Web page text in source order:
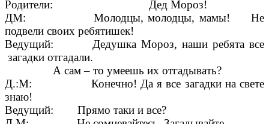
Родители: Дед Мороз!
ДМ: Молодцы, молодцы, мамы! Не
подвели своих ребятишек!
Ведущий: Дедушка Мороз, наши ребята все
загадки отгадали.
А сам – то умеешь их отгадывать?
Д.:М: Конечно! Да я все загадки на свете
знаю!
Ведущий: Прямо таки и все?